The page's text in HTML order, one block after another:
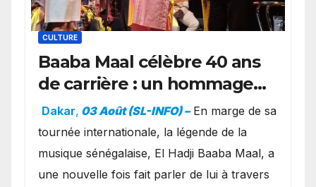
CULTURE
Baaba Maal célèbre 40 ans
de carrière : un hommage
exceptionnel à Oslo en
présence de la famille
royale.
Dakar, 03 Août (SL-INFO) – ​En marge de sa
tournée internationale, la légende de la
musique sénégalaise, El Hadji Baaba Maal, a
une nouvelle fois fait parler de lui à travers